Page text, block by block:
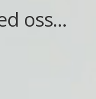
oss…